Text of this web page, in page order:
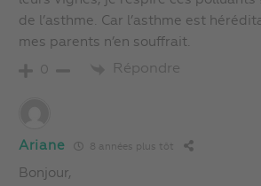
de l’asthme. Car l’asthme est
mes parents n’en souffrait.
0 Répondre
Ariane 8 années plus tôt
Bonjour,